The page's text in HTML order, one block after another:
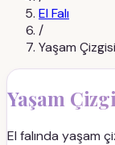
El Falı
/
Yaşam
Yaşam
El falında yaşam